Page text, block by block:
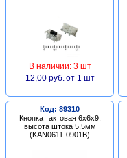
В наличии: 3 шт
12,00 руб. от 1 шт
Код: 89310
Кнопка тактовая 6х6х9,
высота штока 5,5мм
(KAN0611-0901B)